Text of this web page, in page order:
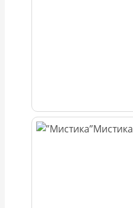
Мистика